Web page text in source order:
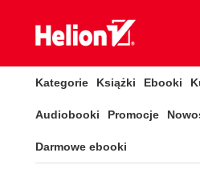
Kategorie Książki Ebooki
Audiobooki Promocje
Darmowe ebooki